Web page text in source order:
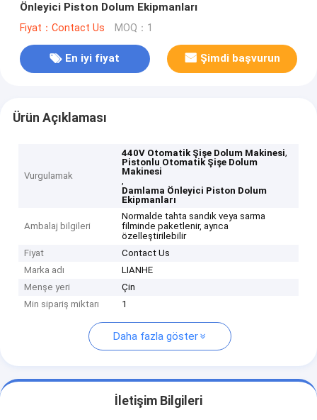
Önleyici Piston Dolum Ekipmanları
Fiyat：Contact Us MOQ：1
En iyi fiyat Şimdi başvurun
Ürün Açıklaması
Vurgulamak
440V Otomatik Şişe Dolum Makinesi,
Pistonlu Otomatik Şişe Dolum
Makinesi
,
Damlama Önleyici Piston Dolum
Ekipmanları
Ambalaj bilgileri
Normalde tahta sandık veya sarma
filminde paketlenir, ayrıca
özelleştirilebilir
Fiyat
Contact Us
Marka adı
LIANHE
Menşe yeri
Çin
Min sipariş miktarı
1
Daha fazla göster
İletişim Bilgileri